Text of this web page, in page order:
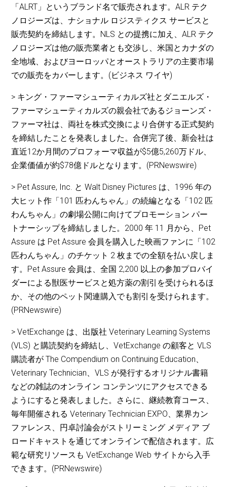
「ALRT」というブランド名で販売されます。ALR テク
ノロジーズは、ナショナル ロジスティクス サービスと
販売契約を締結します。NLS との提携に加え、ALR テク
ノロジーズは他の販売業者とも交渉し、米国とカナダの
全地域、およびヨーロッパとオーストラリアの主要市場
での販売をカバーします。(ビジネス ワイヤ)
> キング・ファーマシューティカルズ社とダニエルズ・
ファーマシューティカルズの親会社であるジョーンズ・
ファーマ社は、両社を株式交換により合併する正式契約
を締結したことを発表しました。合併完了後、新会社は
直近12か月間のプロフォーマ収益が$5億5,260万ドル、
企業価値が約$78億ドルとなります。(PRNewswire)
> Pet Assure, Inc. と Walt Disney Pictures は、1996 年の
大ヒット作「101 匹わんちゃん」の続編となる「102 匹
わんちゃん」の劇場公開に向けてプロモーション パー
トナーシップを締結しました。2000 年 11 月から、Pet
Assure は Pet Assure 会員を購入した映画ファンに「102
匹わんちゃん」のチケット 2 枚までの全額を払い戻しま
す。Pet Assure 会員は、全国 2,200 以上の参加プロバイ
ダーによる獣医サービスと処方薬の割引を受けられるほ
か、その他のペット関連購入でも割引を受けられます。
(PRNewswire)
> VetExchange は、出版社 Veterinary Learning Systems
(VLS) と購読契約を締結し、VetExchange の顧客と VLS
購読者が The Compendium on Continuing Education、
Veterinary Technician、VLS が発行するオリジナル書籍
などの雑誌のオンライン コンテンツにアクセスできる
ようにすると発表しました。さらに、継続教育コース、
毎年開催される Veterinary Technician EXPO、業界カン
ファレンス、円卓討論会がストリーミング メディア ブ
ロードキャストを通じてオンラインで配信されます。広
範な研究リソースも VetExchange Web サイトから入手
できます。(PRNewswire)